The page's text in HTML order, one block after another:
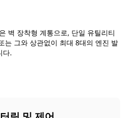
벽 장착형 계통으로, 단일 유틸리티
는 그와 상관없이 최대 8대의 엔진 발
다.